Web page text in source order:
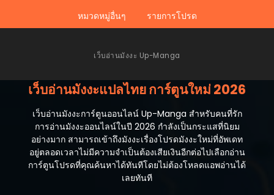
หมวดหมู่อื่นๆ
รายการโปรด
เว็บอ่านมังงะ Up-Manga
เว็บอ่านมังงะแปลไทย การ์ตูนใหม่ 2026
เว็บอ่านมังงะการ์ตูนออนไลน์ Up-Manga สำหรับคนที่รัก
การอ่านมังงะออนไลน์ในปี 2026 กำลังเป็นกระแสที่นิยม
อย่างมาก สามารถเข้าถึงมังงะเรื่องโปรดมังงะใหม่ที่อัพเดท
อยู่ตลอดเวลาไม่มีความจำเป็นต้องเสียเงินอีกต่อไปเลือกอ่าน
การ์ตูนโปรดที่คุณค้นหาได้ทันทีโดยไม่ต้องโหลดแอพอ่านได้
เลยทันที